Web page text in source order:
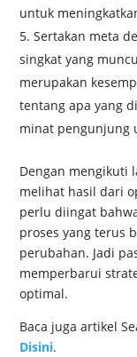
untuk
Sertakan meta
singkat yang
merupakan
tentang apa yang
minat pengunjung
Dengan mengikuti
melihat hasil dari
perlu diingat
proses yang terus
perubahan. Jadi
memperbarui
optimal.
Baca juga artikel
Disini.